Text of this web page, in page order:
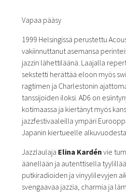
Vapaa pääsy
1999 Helsingissä perustettu
vakiinnuttanut asemansa
jazzin lähettiläänä. Laajalla
sekstetti herättää eloon myös
ragtimen ja Charlestonin
tanssijoiden iloksi. AD6 on
kotimaassa ja kiertänyt myös
jazzfestivaaleilla ympäri
Japanin kiertueelle
Jazzlaulaja Elina Kardén vie
äänellään ja autenttisella
putkiradioiden ja vinyylilevyjen
svengaavaa jazzia, charmia ja